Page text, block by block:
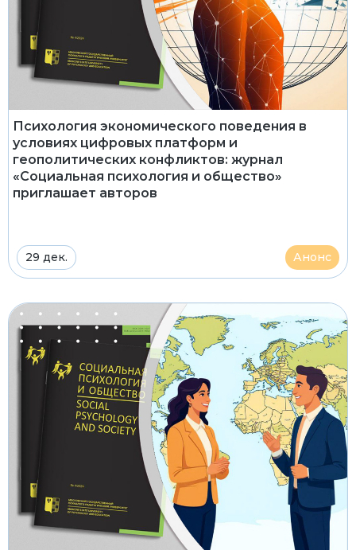
Психология экономического поведения в
условиях цифровых платформ и
геополитических конфликтов: журнал
«Социальная психология и общество»
приглашает авторов
29 дек. Анонс